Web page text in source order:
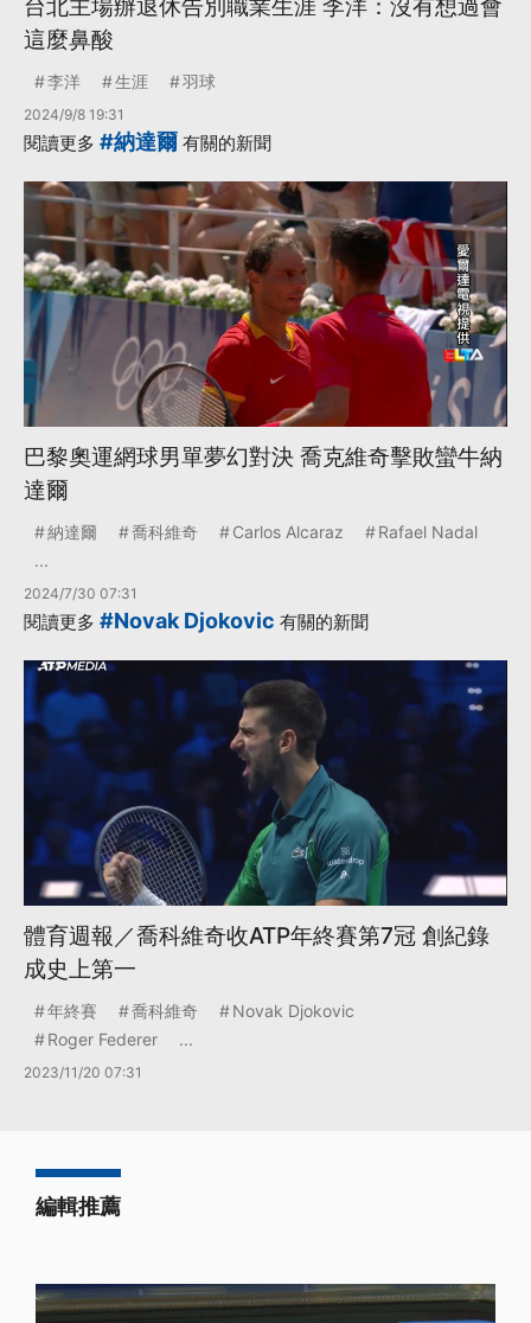
台北主場辦退休告別職業生涯 李洋：沒有想過會
這麼鼻酸
李洋 生涯 羽球
2024/9/8 19:31
閱讀更多 #納達爾 有關的新聞
巴黎奧運網球男單夢幻對決 喬克維奇擊敗蠻牛納
達爾
納達爾 喬科維奇 Carlos Alcaraz
Rafael Nadal
...
2024/7/30 07:31
閱讀更多 #Novak Djokovic 有關的新聞
體育週報／喬科維奇收ATP年終賽第7冠 創紀錄
成史上第一
年終賽 喬科維奇
Novak Djokovic
Roger Federer
...
2023/11/20 07:31
編輯推薦